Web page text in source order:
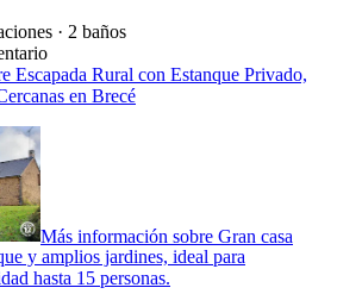
· 2 baños
Escapada Rural con Estanque Privado,
en Brecé
Más información sobre Gran casa
y amplios jardines, ideal para
hasta 15 personas.